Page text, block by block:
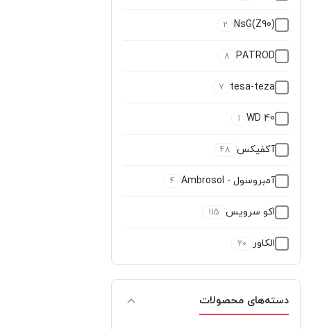
NsG(Z90)
2
PATROD
8
tesa-teza
7
WD 40
1
آکفیکس 48
آمبروسول - Ambrosol 4
اکو سرویس 115
الکاور 20
اوهو 4
دسته‌های محصولات